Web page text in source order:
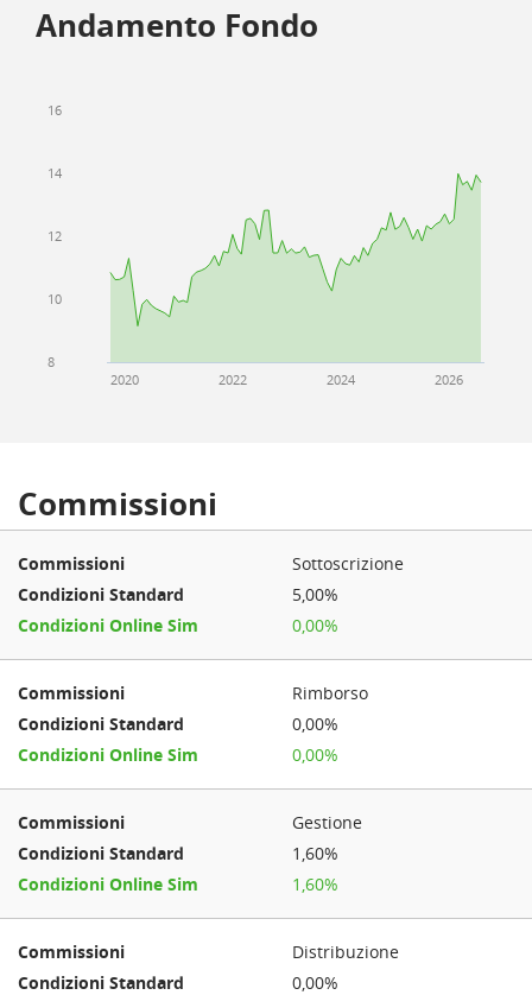
Andamento Fondo
2020 2022 2024 2026
8
10
12
14
16
Commissioni
Sottoscrizione
5,00%
0,00%
Rimborso
0,00%
0,00%
Gestione
1,60%
1,60%
Distribuzione
0,00%